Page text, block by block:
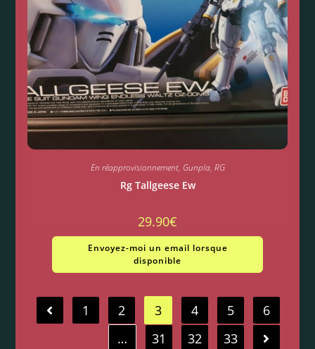
En réapprovisionnement, Gunpla, RG
Rg Tallgeese Ew
29.90€
Envoyez-moi un email lorsque
disponible
1 2 3 4 5
6
…
31 32 33